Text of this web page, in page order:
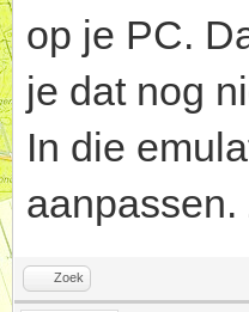
op je PC.
je dat nog
In die
Zoek